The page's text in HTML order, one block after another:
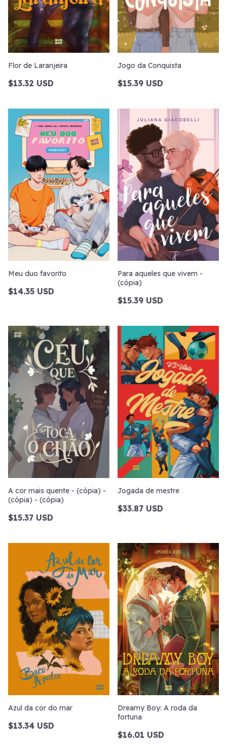
Flor de Laranjeira
$13.32 USD
Jogo da Conquista
$15.39 USD
Meu duo favorito
$14.35 USD
Para aqueles que vivem -
(cópia)
$15.39 USD
A cor mais quente - (cópia) -
(cópia) - (cópia)
$15.37 USD
Jogada de mestre
$33.87 USD
Azul da cor do mar
$13.34 USD
Dreamy Boy: A roda da
fortuna
$16.01 USD